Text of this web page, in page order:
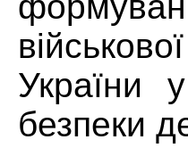
України
безпеки